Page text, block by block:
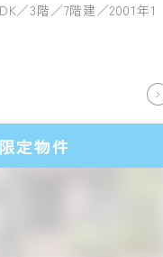
／3階／7階建／2001年1
定物件